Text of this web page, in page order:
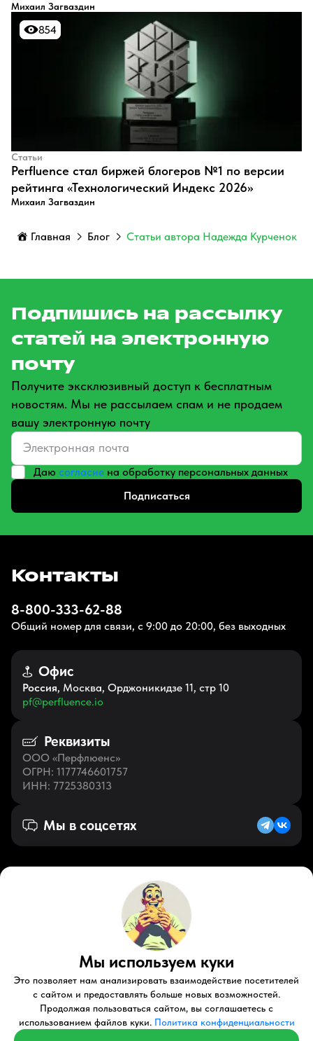
Михаил Загваздин
854
854
Статьи
Perfluence стал биржей блогеров №1 по версии
рейтинга «Технологический Индекс 2026»
Михаил Загваздин
Главная Блог Статьи автора Надежда Курченок
Подпишись на рассылку
статей на электронную
почту
Получите эксклюзивный доступ к бесплатным
новостям. Мы не рассылаем спам и не продаем
вашу электронную почту
Даю согласие на обработку персональных данных
Подписаться
Контакты
8-800-333-62-88
Общий номер для связи, с 9:00 до 20:00, без выходных
Офис
Россия, Москва, Орджоникидзе 11, стр 10
pf@perfluence.io
Реквизиты
ООО «Перфлюенс»
ОГРН: 1177746601757
ИНН: 7725380313
Мы в соцсетях
Русский (RU)
ZenYoutubeTelegramTiktokКонтакты
Правовые документыУсловия использования
Пользовательское соглашение
© 2026 Perfluence LLC Все права защищены.
Политика конфиденциальности
Мы используем куки
Это позволяет нам анализировать взаимодействие посетителей
с сайтом и предоставлять больше новых возможностей.
Продолжая пользоваться сайтом, вы соглашаетесь с
использованием файлов куки. Политика конфиденциальности